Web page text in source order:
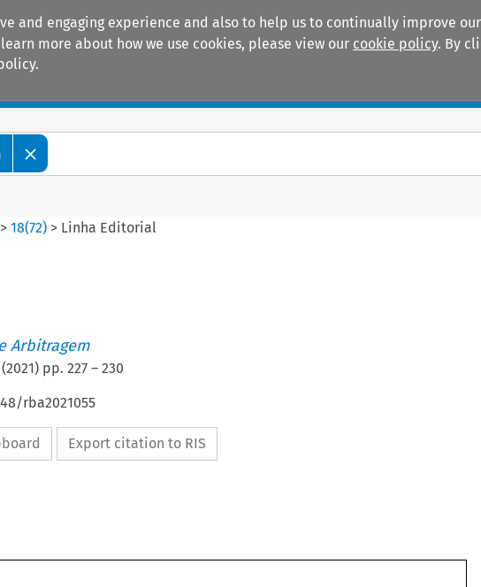
and engaging experience and also to help us to continually improve
more about how we use cookies, please view our cookie policy. By
>18(72) > Linha Editorial
Arbitragem
(2021) pp. 227– 230
rba2021055
Export citation to RIS